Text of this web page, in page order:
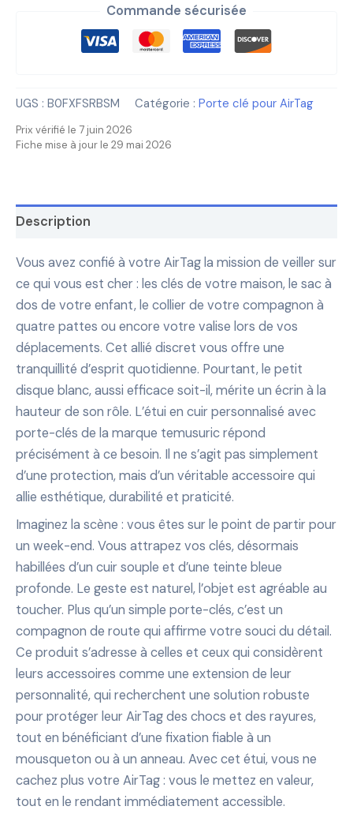
Commande sécurisée
UGS : B0FXFSRBSM Catégorie : Porte clé pour AirTag
Prix vérifié le 7 juin 2026
Fiche mise à jour le 29 mai 2026
Description
Vous avez confié à votre AirTag la mission de veiller sur
ce qui vous est cher : les clés de votre maison, le sac à
dos de votre enfant, le collier de votre compagnon à
quatre pattes ou encore votre valise lors de vos
déplacements. Cet allié discret vous offre une
tranquillité d’esprit quotidienne. Pourtant, le petit
disque blanc, aussi efficace soit-il, mérite un écrin à la
hauteur de son rôle. L’étui en cuir personnalisé avec
porte-clés de la marque temusuric répond
précisément à ce besoin. Il ne s’agit pas simplement
d’une protection, mais d’un véritable accessoire qui
allie esthétique, durabilité et praticité.
Imaginez la scène : vous êtes sur le point de partir pour
un week-end. Vous attrapez vos clés, désormais
habillées d’un cuir souple et d’une teinte bleue
profonde. Le geste est naturel, l’objet est agréable au
toucher. Plus qu’un simple porte-clés, c’est un
compagnon de route qui affirme votre souci du détail.
Ce produit s’adresse à celles et ceux qui considèrent
leurs accessoires comme une extension de leur
personnalité, qui recherchent une solution robuste
pour protéger leur AirTag des chocs et des rayures,
tout en bénéficiant d’une fixation fiable à un
mousqueton ou à un anneau. Avec cet étui, vous ne
cachez plus votre AirTag : vous le mettez en valeur,
tout en le rendant immédiatement accessible.